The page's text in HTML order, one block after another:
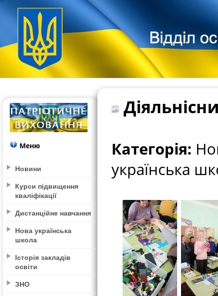
Меню
Новини
Курси підвищення
кваліфікації
Дистанційне навчання
Нова українська
школа
Історія закладів
освіти
ЗНО
Категорія:
українська